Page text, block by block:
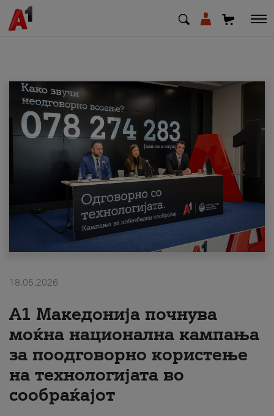
МК EN SQ
Деловни
Поддршка
Надополни кредит
#ПодобарОнлајн
18.05.2026
A1 Македонија почнува
моќна национална кампања
за поодговорно користење
на технологијата во
сообраќајот